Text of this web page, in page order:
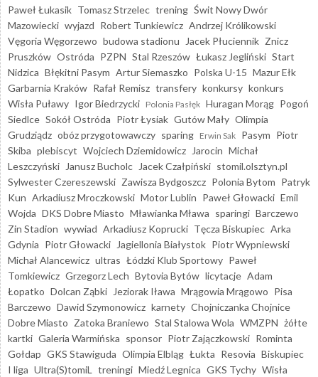
Paweł Łukasik Tomasz Strzelec trening Świt Nowy Dwór
Mazowiecki wyjazd Robert Tunkiewicz Andrzej Królikowski
Vęgoria Węgorzewo budowa stadionu Jacek Płuciennik Znicz
Pruszków Ostróda PZPN Stal Rzeszów Łukasz Jegliński Start
Nidzica Błękitni Pasym Artur Siemaszko Polska U-15 Mazur Ełk
Garbarnia Kraków Rafał Remisz transfery konkursy konkurs
Wisła Puławy Igor Biedrzycki Polonia Pasłęk Huragan Morąg Pogoń
Siedlce Sokół Ostróda Piotr Łysiak Gutów Mały Olimpia
Grudziądz obóz przygotowawczy sparing Erwin Sak Pasym Piotr
Skiba plebiscyt Wojciech Dziemidowicz Jarocin Michał
Leszczyński
Janusz Bucholc Jacek Czałpiński stomil.olsztyn.pl
Sylwester Czereszewski Zawisza Bydgoszcz Polonia Bytom Patryk
Kun Arkadiusz Mroczkowski Motor Lublin Paweł Głowacki Emil
Wojda DKS Dobre Miasto Mławianka Mława sparingi Barczewo
Zin Stadion wywiad Arkadiusz Koprucki Tęcza Biskupiec Arka
Gdynia Piotr Głowacki Jagiellonia Białystok Piotr Wypniewski
Michał Alancewicz ultras Łódzki Klub Sportowy Paweł
Tomkiewicz Grzegorz Lech Bytovia Bytów licytacje Adam
Łopatko Dolcan Ząbki Jeziorak Iława Mrągowia Mrągowo Pisa
Barczewo Dawid Szymonowicz karnety Chojniczanka Chojnice
Dobre Miasto Zatoka Braniewo Stal Stalowa Wola WMZPN żółte
kartki Galeria Warmińska sponsor Piotr Zajączkowski Rominta
Gołdap GKS Stawiguda Olimpia Elbląg Łukta Resovia Biskupiec
I liga Ultra(S)tomiL treningi Miedź Legnica GKS Tychy Wisła